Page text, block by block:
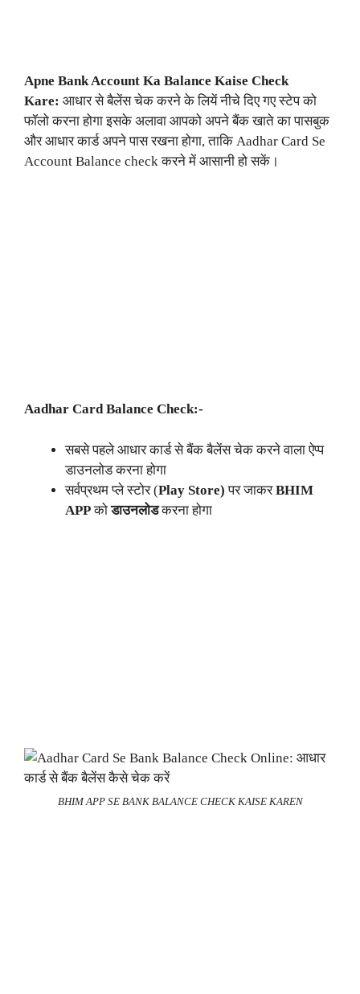
Apne Bank Account Ka Balance Kaise Check
Kare: आधार से बैलेंस चेक करने के लियें नीचे दिए गए स्टेप को
फॉलो करना होगा इसके अलावा आपको अपने बैंक खाते का पासबुक
और आधार कार्ड अपने पास रखना होगा, ताकि Aadhar Card Se
Account Balance check करने में आसानी हो सकें।
Aadhar Card Balance Check:-
सबसे पहले आधार कार्ड से बैंक बैलेंस चेक करने वाला ऐप्प
डाउनलोड करना होगा
सर्वप्रथम प्ले स्टोर (Play Store) पर जाकरBHIM
APPकोडाउनलोडकरना होगा
BHIM APP SE BANK BALANCE CHECK KAISE KAREN